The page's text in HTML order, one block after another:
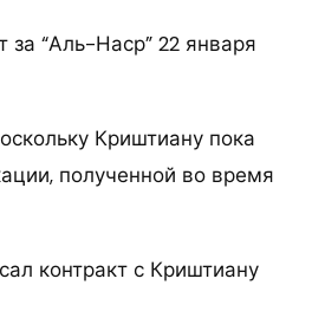
за “Аль-Наср” 22 января
Криштиану пока
полученной во время
контракт с Криштиану